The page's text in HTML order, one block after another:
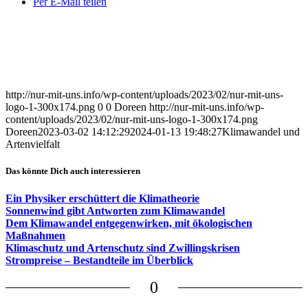
http://nur-mit-uns.info/wp-content/uploads/2023/02/nur-mit-uns-
logo-1-300x174.png 0 0 Doreen http://nur-mit-uns.info/wp-
content/uploads/2023/02/nur-mit-uns-logo-1-300x174.png
Doreen2023-03-02 14:12:292024-01-13 19:48:27Klimawandel und
Artenvielfalt
Das könnte Dich auch interessieren
Ein Physiker erschüttert die Klimatheorie
Sonnenwind gibt Antworten zum Klimawandel
Dem Klimawandel entgegenwirken, mit ökologischen
Maßnahmen
Klimaschutz und Artenschutz sind Zwillingskrisen
Strompreise – Bestandteile im Überblick
0